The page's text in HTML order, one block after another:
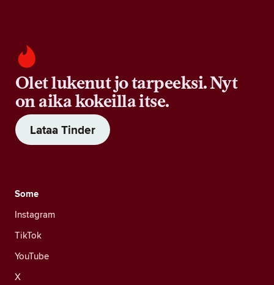
Olet lukenut jo tarpeeksi. Nyt
on aika kokeilla itse.
Lataa Tinder
Some
Instagram
TikTok
YouTube
X